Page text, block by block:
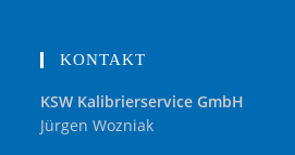
KONTAKT
KSW Kalibrierservice GmbH
Jürgen Wozniak